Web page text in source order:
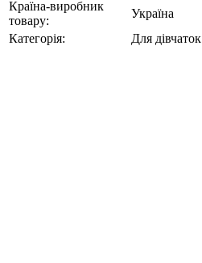
Країна-виробник
товару:
Україна
Категорія:
Для дівчаток